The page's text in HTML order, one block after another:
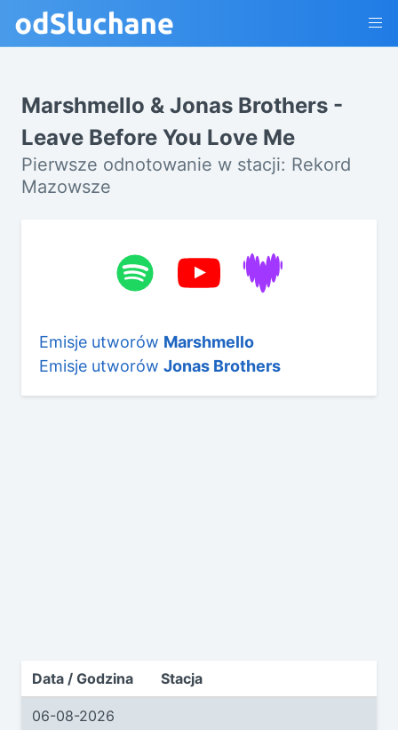
Marshmello & Jonas Brothers -
Leave Before You Love Me
Pierwsze odnotowanie w stacji: Rekord
Mazowsze
Emisje utworów Marshmello
Emisje utworów Jonas Brothers
Data / Godzina Stacja
06-08-2026